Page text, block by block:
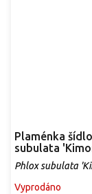
Plaménka
subulata
Phlox subulata
Vyprodáno